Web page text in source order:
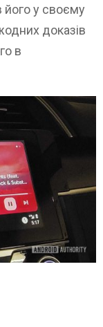
його у своєму
доказів
в